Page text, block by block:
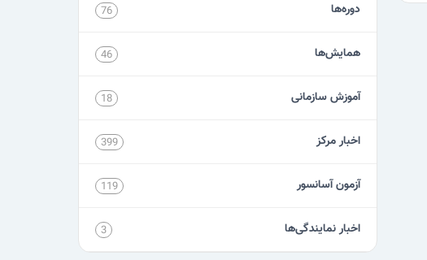
دوره‌ها 76
همایش‌ها 46
آموزش سازمانی 18
اخبار مرکز 399
آزمون آسانسور 119
اخبار نمایندگی‌ها 3